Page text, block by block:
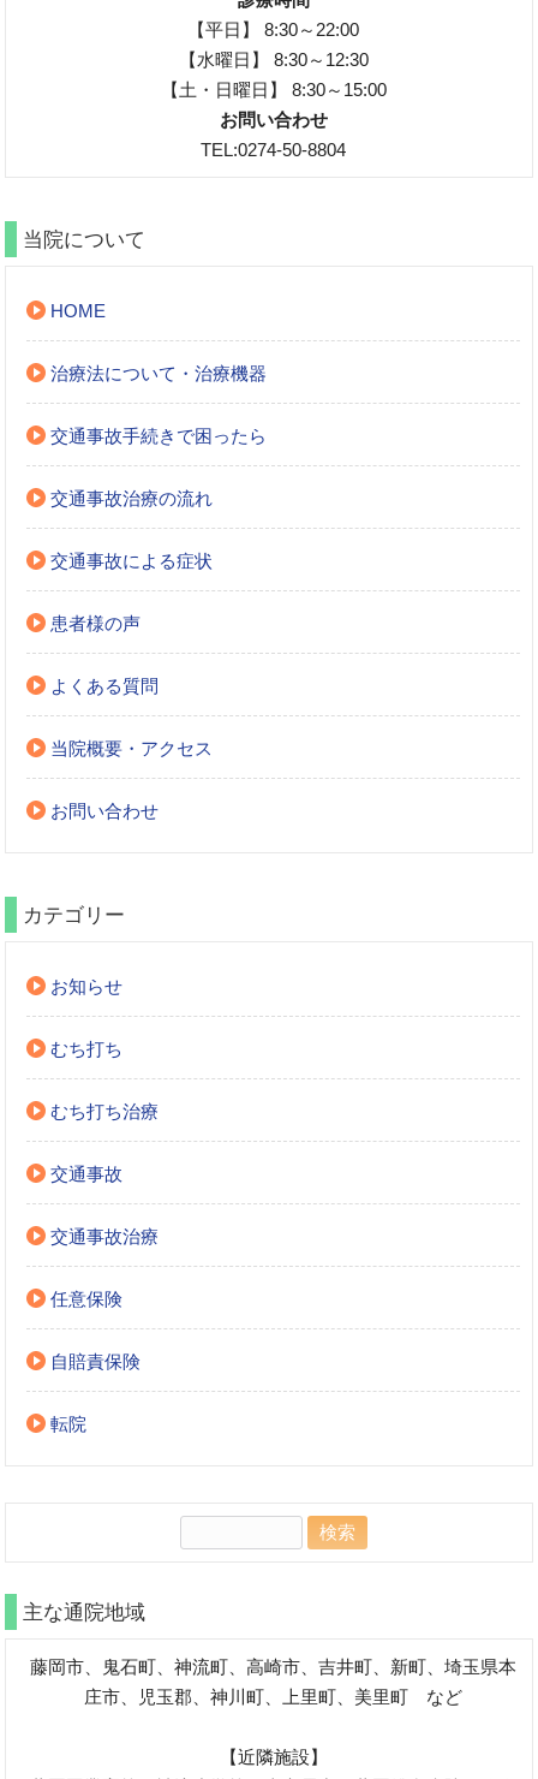
【平日】 8:30～22:00
【水曜日】 8:30～12:30
【土・日曜日】 8:30～15:00
お問い合わせ
TEL:0274-50-8804
当院について
HOME
治療法について・治療機器
交通事故手続きで困ったら
交通事故治療の流れ
交通事故による症状
患者様の声
よくある質問
当院概要・アクセス
お問い合わせ
カテゴリー
お知らせ
むち打ち
むち打ち治療
交通事故
交通事故治療
任意保険
自賠責保険
転院
主な通院地域
藤岡市、鬼石町、神流町、高崎市、吉井町、新町、埼玉県本
庄市、児玉郡、神川町、上里町、美里町 など
【近隣施設】